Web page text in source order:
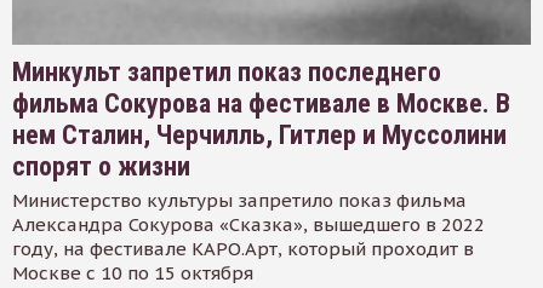
Минкульт запретил показ последнего
фильма Сокурова на фестивале в Москве. В
нем Сталин, Черчилль, Гитлер и Муссолини
спорят о жизни
Министерство культуры запретило показ фильма
Александра Сокурова «Сказка», вышедшего в 2022
году, на фестивале КАРО.Арт, который проходит в
Москве с 10 по 15 октября